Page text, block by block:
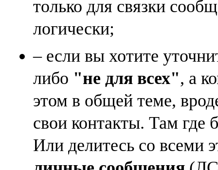
только для связки
логически;
– если вы хотите
либо "не для всех", а
этом в общей теме,
свои контакты. Там где
Или делитесь со всеми